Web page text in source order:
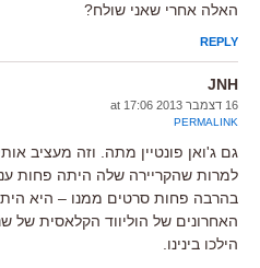
האלה אחרי שאני שולח?
REPLY
JNH
16 דצמבר 2013 at 17:06
PERMALINK
גם ג'ואן פונטיין מתה. וזה מעציב
למרות שהקריירה שלה היתה פחות
בהרבה פחות סרטים ממנו – היא
האחרונים של הוליווד הקלאסית של
הילכו בינינו.